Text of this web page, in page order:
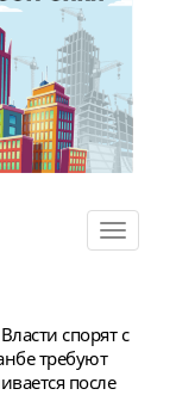
Toggle
спорят с
требуют
после